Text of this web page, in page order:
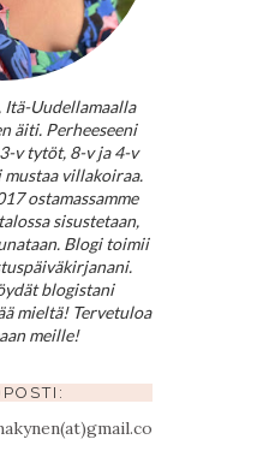
Uudellamaalla
äiti. Perheeseeni
v tytöt, 8-v ja 4-v
mustaa villakoiraa.
ostamassamme
sisustetaan,
Blogi toimii
blogistani
mieltä! Tervetuloa
meille!